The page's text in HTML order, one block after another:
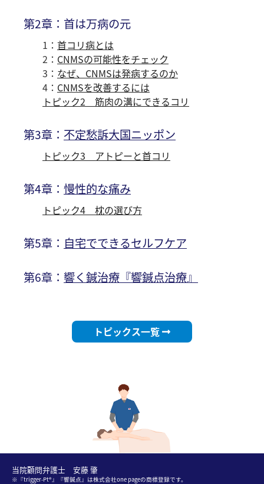
第2章：首は万病の元
1： 首コリ病とは
2： CNMSの可能性をチェック
3： なぜ、CNMSは発病するのか
4： CNMSを改善するには
トピック2 筋肉の溝にできるコリ
第3章： 不定愁訴大国ニッポン
トピック3 アトピーと首コリ
第4章： 慢性的な痛み
トピック4 枕の選び方
第5章： 自宅でできるセルフケア
第6章： 響く鍼治療『響鍼点治療』
トピックス一覧
当院顧問弁護士 安藤 肇
※『trigger-Pt®』『響鍼点』は株式会社one pageの商標登録です。